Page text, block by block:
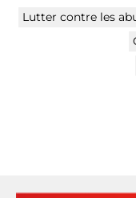
Lutter contre les